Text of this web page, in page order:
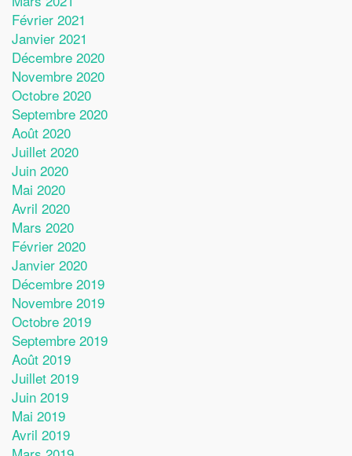
Février 2021
Janvier 2021
Décembre 2020
Novembre 2020
Octobre 2020
Septembre 2020
Août 2020
Juillet 2020
Juin 2020
Mai 2020
Avril 2020
Mars 2020
Février 2020
Janvier 2020
Décembre 2019
Novembre 2019
Octobre 2019
Septembre 2019
Août 2019
Juillet 2019
Juin 2019
Mai 2019
Avril 2019